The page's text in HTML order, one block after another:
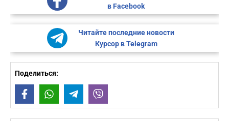
в Facebook
Читайте последние новости
Курсор в Telegram
Поделиться:
FacebookWhatsAppTelegram